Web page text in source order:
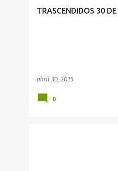
TRASCENDIDOS 30
abril 30, 2015
0